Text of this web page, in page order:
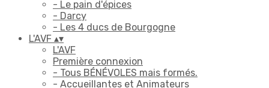
- Le pain d'épices
- Darcy
- Les 4 ducs de Bourgogne
L'AVF ▴▾
L'AVF
Première connexion
- Tous BÉNÉVOLES mais formés.
- Accueillantes et Animateurs